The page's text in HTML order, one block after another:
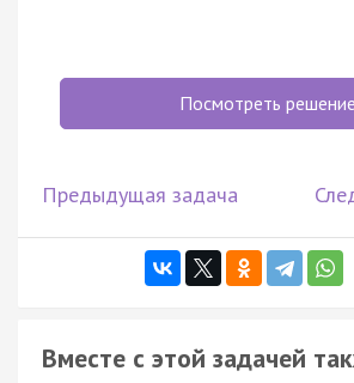
Посмотреть решение
Предыдущая задача
Вместе с этой задачей